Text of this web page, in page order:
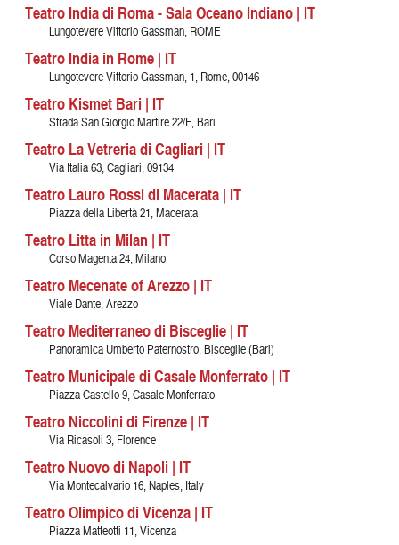
Teatro India di Roma - Sala Oceano Indiano | IT
Lungotevere Vittorio Gassman, ROME
Teatro India in Rome | IT
Lungotevere Vittorio Gassman, 1, Rome, 00146
Teatro Kismet Bari | IT
Strada San Giorgio Martire 22/F, Bari
Teatro La Vetreria di Cagliari | IT
Via Italia 63, Cagliari, 09134
Teatro Lauro Rossi di Macerata | IT
Piazza della Libertà 21, Macerata
Teatro Litta in Milan | IT
Corso Magenta 24, Milano
Teatro Mecenate of Arezzo | IT
Viale Dante, Arezzo
Teatro Mediterraneo di Bisceglie | IT
Panoramica Umberto Paternostro, Bisceglie (Bari)
Teatro Municipale di Casale Monferrato | IT
Piazza Castello 9, Casale Monferrato
Teatro Niccolini di Firenze | IT
Via Ricasoli 3, Florence
Teatro Nuovo di Napoli | IT
Via Montecalvario 16, Naples, Italy
Teatro Olimpico di Vicenza | IT
Piazza Matteotti 11, Vicenza